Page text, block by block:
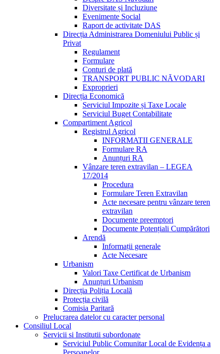
Diversitate și Incluziune
Evenimente Social
Raport de activitate DAS
Direcția Administrarea Domeniului Public și
Privat
Regulament
Formulare
Conturi de plată
TRANSPORT PUBLIC NĂVODARI
Exproprieri
Direcția Economică
Serviciul Impozite și Taxe Locale
Serviciul Buget Contabilitate
Compartiment Agricol
Registrul Agricol
INFORMATII GENERALE
Formulare RA
Anunțuri RA
Vânzare teren extravilan – LEGEA
17/2014
Procedura
Formulare Teren Extravilan
Acte necesare pentru vânzare teren
extravilan
Documente preemptori
Documente Potențiali Cumpărători
Arendă
Informații generale
Acte Necesare
Urbanism
Valori Taxe Certificat de Urbanism
Anunțuri Urbanism
Direcția Poliția Locală
Protecția civilă
Comisia Paritară
Prelucrarea datelor cu caracter personal
Consiliul Local
Servicii si Institutii subordonate
Serviciul Public Comunitar Local de Evidența a
Persoanelor